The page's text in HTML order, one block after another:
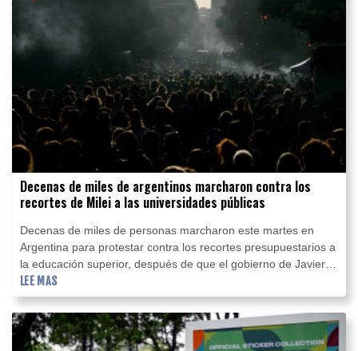
Decenas de miles de argentinos marcharon contra los
recortes de Milei a las universidades públicas
Decenas de miles de personas marcharon este martes en
Argentina para protestar contra los recortes presupuestarios a
la educación superior, después de que el gobierno de Javier
Milei anunciara nuevos ajustes al sector.
LEE MAS